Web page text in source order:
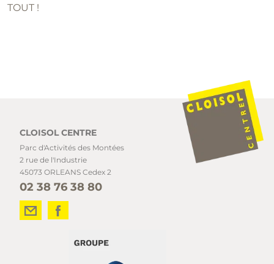
TOUT !
CLOISOL CENTRE
Parc d'Activités des Montées
2 rue de l'Industrie
45073 ORLEANS Cedex 2
02 38 76 38 80